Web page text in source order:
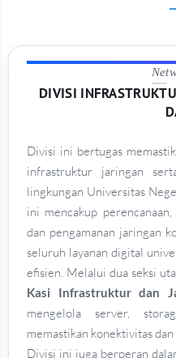
DIVISI
Divisi ini bertugas
infrastruktur jaringan
lingkungan Universitas
ini mencakup
dan pengamanan jaringan
seluruh layanan digital
efisien. Melalui dua seksi
Kasi Infrastruktur dan
mengelola server,
memastikan konektivitas
Divisi ini juga berperan